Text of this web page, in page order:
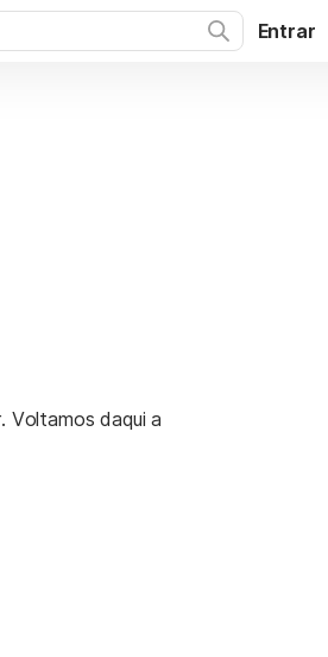
Entrar
Voltamos daqui a